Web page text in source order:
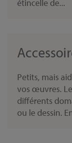
étincelle de...
Petits, mais
vos œuvres.
différents
ou le dessin.